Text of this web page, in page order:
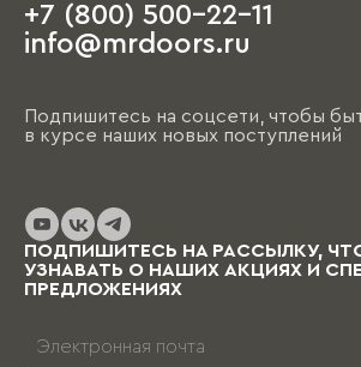
+7 (800) 500-22-11
info@mrdoors.ru
Подпишитесь на соцсети, чтобы
в курсе наших новых поступлений
ПОДПИШИТЕСЬ НА РАССЫЛКУ,
УЗНАВАТЬ О НАШИХ АКЦИЯХ И
ПРЕДЛОЖЕНИЯХ